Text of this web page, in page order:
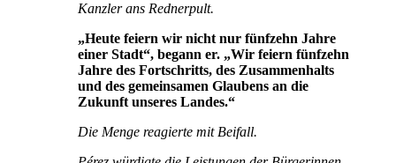
Kanzler ans Rednerpult.
„Heute feiern wir nicht nur fünfzehn Jahre
einer Stadt“, begann er. „Wir feiern fünfzehn
Jahre des Fortschritts, des Zusammenhalts
und des gemeinsamen Glaubens an die
Zukunft unseres Landes.“
Die Menge reagierte mit Beifall.